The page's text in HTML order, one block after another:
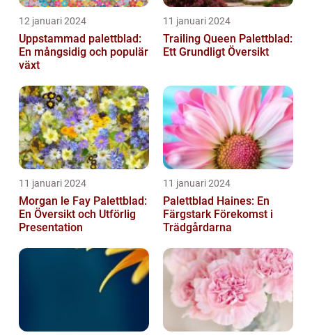
12 januari 2024
Uppstammad palettblad:
En mångsidig och populär
växt
11 januari 2024
Trailing Queen Palettblad:
Ett Grundligt Översikt
11 januari 2024
Morgan le Fay Palettblad:
En Översikt och Utförlig
Presentation
11 januari 2024
Palettblad Haines: En
Färgstark Förekomst i
Trädgårdarna